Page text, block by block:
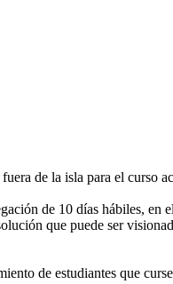
de la isla para el curso
de 10 días hábiles, en
que puede ser
de estudiantes que